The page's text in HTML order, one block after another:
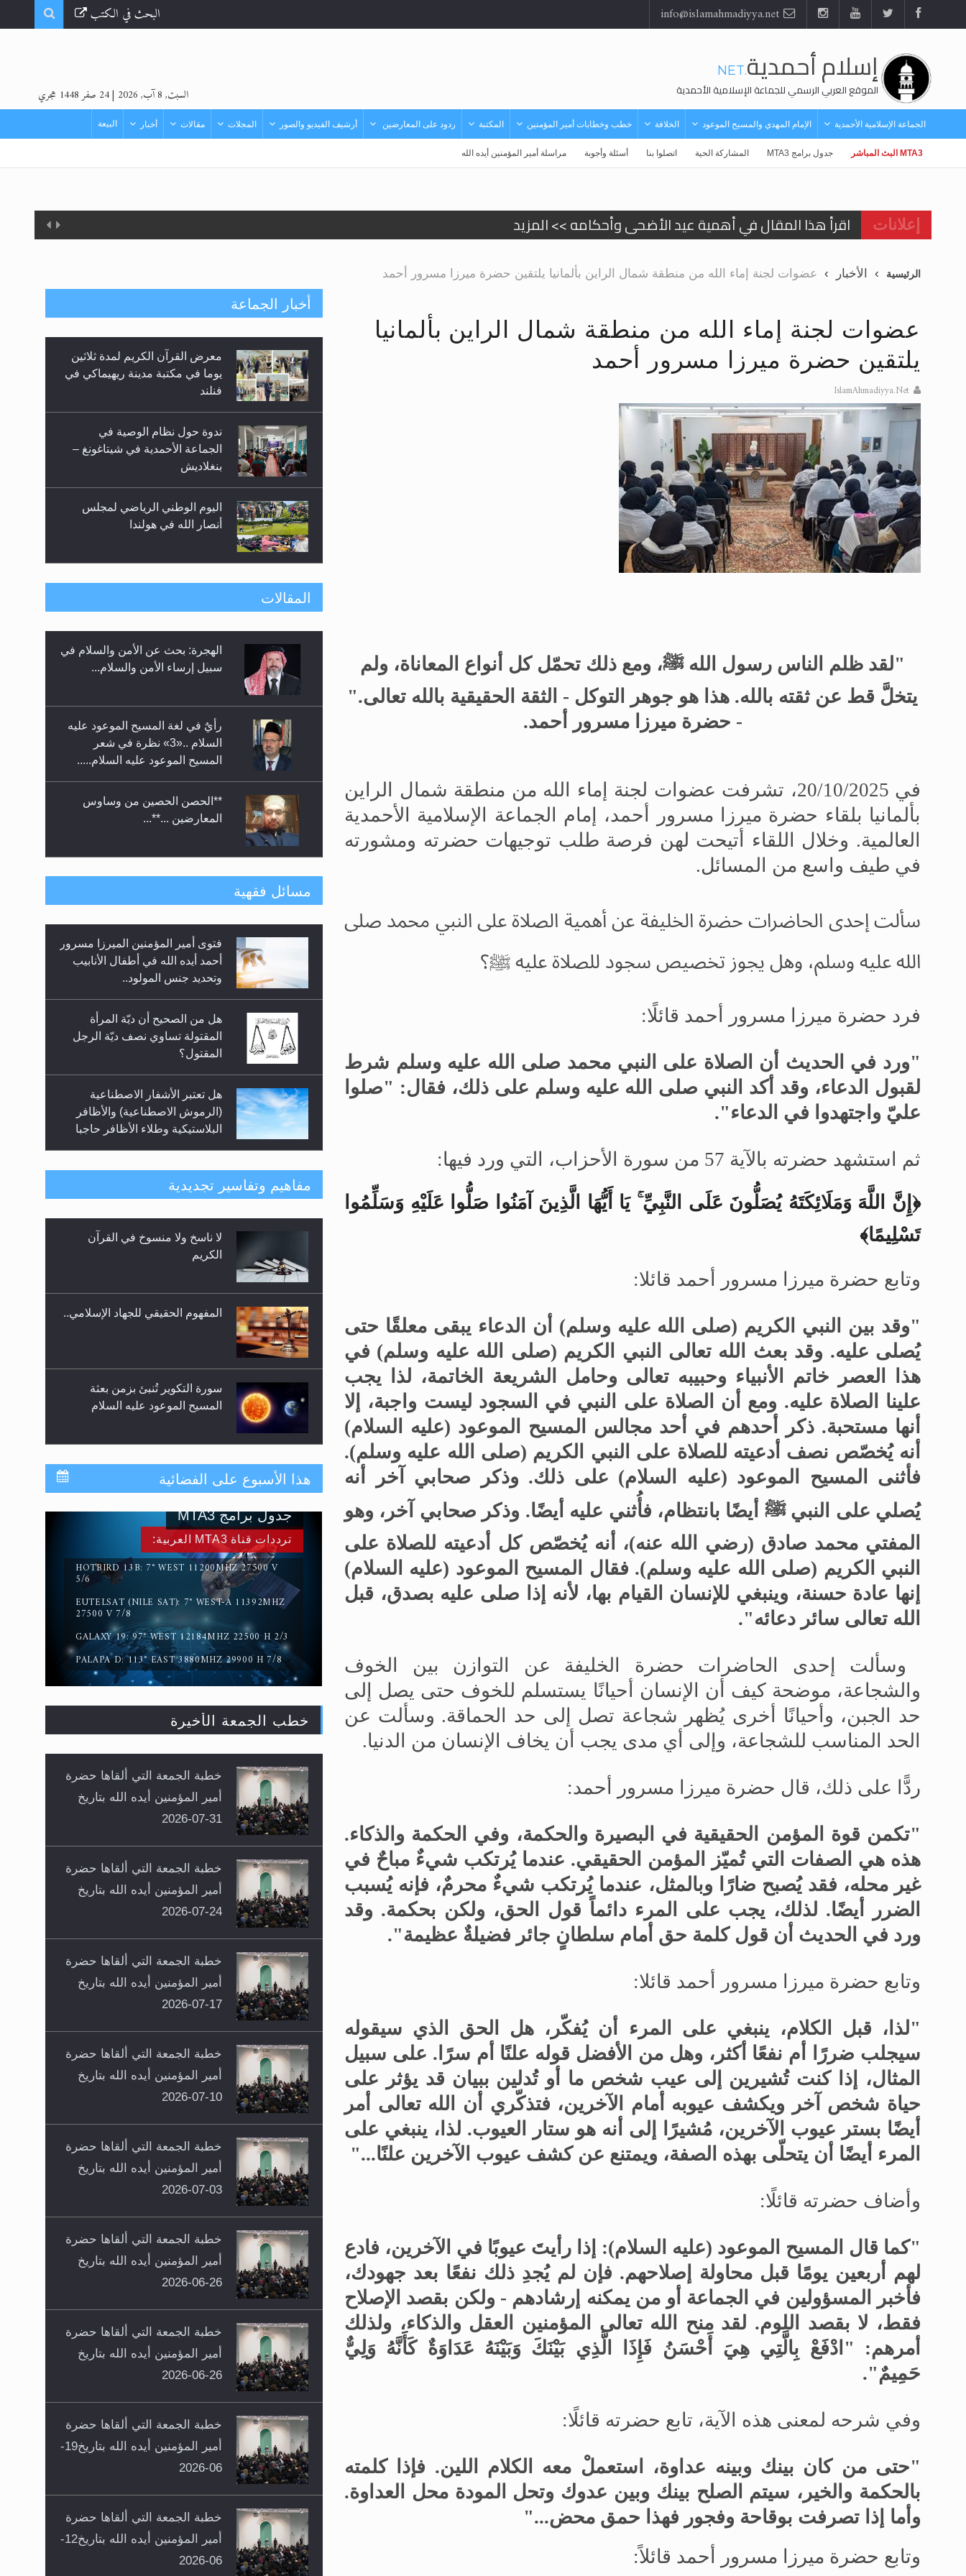
البحث في الكتب
إسلام أحمدية.NET
الموقع العربي الرسمي للجماعة الإسلامية الأحمدية السبت, 8 آب, 2026 |24 صفر 1448 هجري
الجماعة الإسلامية الأحمدية الإمام المهدي والمسيح الموعود الخلافة خطب وخطابات أمير المؤمنين المكتبة ردود على المعارضين أرشيف الفيديو والصور المجلات مقالات أخبار البيعة
MTA3 البث المباشر جدول برامج MTA3 المشاركة الحية اتصلوا بنا أسئلة وأجوبة مراسلة أمير المؤمنين أيده الله
إعلانات
اقرأ هذا المقال في أهمية عيد الأضحى وأحكامه >> المزيد
الحجّ.. دلالات، حِكم، وأهداف >> المزيد
تعميم هامّ لأفراد الجماعة >> المزيد
تعميم هامّ لأفراد الجماعة >> المزيد
إعلان هامّ بخصوص الرسائل المرسلة إلى حضرة امير المؤمنين أيده الله والمكتب العربي >> المزيد
للانتقال إلى كافة الردود على القمص زكريا يطرس وأعداء الإسلام اضغط هنا >> المزيد
اقرأ هذا الكتاب وتعرّف على حقيقة الإسراء والمعراج >> المزيد
عرض مصوَّر لأقوال المستشرقين في خاتم النبيين صلى الله عليه وسلم >> المزيد
الحجّ.. دلالات، حِكم، وأهداف >> المزيد
الرئيسية الأخبار عضوات لجنة إماء الله من منطقة شمال الراين بألمانيا يلتقين حضرة ميرزا ​​مسرور أحمد
عضوات لجنة إماء الله من منطقة شمال الراين بألمانيا
يلتقين حضرة ميرزا ​​مسرور أحمد
IslamAhmadiyya.Net
"لقد ظلم الناس رسول الله ﷺ، ومع ذلك تحمّل كل أنواع المعاناة، ولم
يتخلَّ قط عن ثقته بالله. هذا هو جوهر التوكل - الثقة الحقيقية بالله تعالى."
- حضرة ميرزامسرور أحمد.
في 20/10/2025، تشرفت عضوات لجنة إماء الله من منطقة شمال الراين
بألمانيا بلقاء حضرة ميرزا مسرور أحمد، إمام الجماعة الإسلامية الأحمدية
العالمية. وخلال اللقاء أتيحت لهن فرصة طلب توجيهات حضرته ومشورته
في طيف واسع من المسائل.
سألت إحدى الحاضرات حضرة الخليفة عن أهمية الصلاة على النبي محمد صلى
الله عليه وسلم، وهل يجوز تخصيص سجود للصلاة عليه ﷺ؟
فرد حضرة ميرزا مسرور أحمد قائلًا:
"ورد في الحديث أن الصلاة على النبي محمد صلى الله عليه وسلم شرط
لقبول الدعاء، وقد أكد النبي صلى الله عليه وسلم على ذلك، فقال: "صلوا
عليّ واجتهدوا في الدعاء".
ثم استشهد حضرته بالآية 57 من سورة الأحزاب، التي ورد فيها:
﴿إِنَّ اللَّهَ وَمَلَائِكَتَهُ يُصَلُّونَ عَلَى النَّبِيِّ ۚ يَا أَيُّهَا الَّذِينَ آمَنُوا صَلُّوا عَلَيْهِ وَسَلِّمُوا
تَسْلِيمًا﴾
وتابع حضرة ميرزا مسرور أحمد قائلا:
"وقد بين النبي الكريم (صلى الله عليه وسلم) أن الدعاء يبقى معلقًا حتى
يُصلى عليه. وقد بعث الله تعالى النبي الكريم (صلى الله عليه وسلم) في
هذا العصر خاتم الأنبياء وحبيبه تعالى وحامل الشريعة الخاتمة، لذا يجب
علينا الصلاة عليه. ومع أن الصلاة على النبي في السجود ليست واجبة، إلا
أنها مستحبة. ذكر أحدهم في أحد مجالس المسيح الموعود (عليه السلام)
أنه يُخصّص نصف أدعيته للصلاة على النبي الكريم (صلى الله عليه وسلم).
فأثنى المسيح الموعود (عليه السلام) على ذلك. وذكر صحابي آخر أنه
يُصلي على النبي ﷺ أيضًا بانتظام، فأُثني عليه أيضًا. وذكر صحابي آخر، وهو
المفتي محمد صادق (رضي الله عنه)، أنه يُخصّص كل أدعيته للصلاة على
النبي الكريم (صلى الله عليه وسلم). فقال المسيح الموعود (عليه السلام)
إنها عادة حسنة، وينبغي للإنسان القيام بها، لأنه إذا صلى عليه بصدق، قبل
الله تعالى سائر دعائه".
وسألت إحدى الحاضرات حضرة الخليفة عن التوازن بين الخوف
والشجاعة، موضحة كيف أن الإنسان أحيانًا يستسلم للخوف حتى يصل إلى
حد الجبن، وأحيانًا أخرى يُظهر شجاعة تصل إلى حد الحماقة. وسألت عن
الحد المناسب للشجاعة، وإلى أي مدى يجب أن يخاف الإنسان من الدنيا.
ردًّا على ذلك، قال حضرة ميرزا مسرور أحمد:
"تكمن قوة المؤمن الحقيقية في البصيرة والحكمة، وفي الحكمة والذكاء.
هذه هي الصفات التي تُميّز المؤمن الحقيقي. عندما يُرتكب شيءٌ مباحٌ في
غير محله، فقد يُصبح ضارًا وبالمثل، عندما يُرتكب شيءٌ محرمٌ، فإنه يُسبب
الضرر أيضًا. لذلك، يجب على المرء دائماً قول الحق، ولكن بحكمة. وقد
ورد في الحديث أن قول كلمة حق أمام سلطانٍ جائر فضيلةٌ عظيمة".
وتابع حضرة ميرزا مسرور أحمد قائلا:
"لذا، قبل الكلام، ينبغي على المرء أن يُفكّر، هل الحق الذي سيقوله
سيجلب ضررًا أم نفعًا أكثر، وهل من الأفضل قوله علنًا أم سرًا. على سبيل
المثال، إذا كنت تُشيرين إلى عيب شخص ما أو تُدلين ببيان قد يؤثر على
حياة شخص آخر ويكشف عيوبه أمام الآخرين، فتذكّري أن الله تعالى أمر
أيضًا بستر عيوب الآخرين، مُشيرًا إلى أنه هو ستار العيوب. لذا، ينبغي على
المرء أيضًا أن يتحلّى بهذه الصفة، ويمتنع عن كشف عيوب الآخرين علنًا..."
وأضاف حضرته قائلًا:
"كما قال المسيح الموعود (عليه السلام): إذا رأيتَ عيوبًا في الآخرين، فادع
لهم أربعين يومًا قبل محاولة إصلاحهم. فإن لم يُجدِ ذلك نفعًا بعد جهودك،
فأخبر المسؤولين في الجماعة أو من يمكنه إرشادهم - ولكن بقصد الإصلاح
فقط، لا بقصد اللوم. لقد منح الله تعالى المؤمنين العقل والذكاء، ولذلك
أمرهم: " ادْفَعْ بِالَّتِي هِيَ أَحْسَنُ فَإِذَا الَّذِي بَيْنَكَ وَبَيْنَهُ عَدَاوَةٌ كَأَنَّهُ وَلِيٌّ
حَمِيمٌ".
وفي شرحه لمعنى هذه الآية، تابع حضرته قائلًا:
"حتى من كان بينك وبينه عداوة، استعملْ معه الكلام اللين. فإذا كلمته
بالحكمة والخير، سيتم الصلح بينك وبين عدوك وتحل المودة محل العداوة.
وأما إذا تصرفت بوقاحة وفجور فهذا حمق محض...
"
وتابع حضرة ميرزا مسرور أحمد قائلاً:
أخبار الجماعة
معرض القرآن الكريم لمدة ثلاثين
يوما في مكتبة مدينة ريهيماكي في
فنلند
ندوة حول نظام الوصية في
الجماعة الأحمدية في شيتاغونغ –
بنغلاديش
اليوم الوطني الرياضي لمجلس
أنصار الله في هولندا
إتمام حفظ القرآن الكريم لثلاثة
حفل توزيع الشهادات في الجامعة
الأحمدية بنيجيريا لعام 2025
المقالات
الهجرة: بحث عن الأمن والسلام في
سبيل إرساء الأمن والسلام...
رأيٌ في لغة المسيح الموعود عليه
السلام ..«3» نظرة في شعر
المسيح الموعود عليه السلام.....
**الحصن الحصين من وساوس
المعارضين ...**...
متطلَّبات التّحريك الجديد...
رأيٌ في لغة المسيح الموعود عليه
السلام.. 4...
مسائل فقهية
فتوى أمير المؤمنين الميرزا مسرور
أحمد أيده الله في أطفال الأنابيب
وتحديد جنس المولود..
هل من الصحيح أن ديّة المرأة
المقتولة تساوي نصف ديّة الرجل
المقتول؟
هل تعتبر الأشفار الاصطناعية
(الرموش الاصطناعية) والأظافر
البلاستيكية وطلاء الأظافر حاجبا
هل يُحسب حول الزكاة وفق السنة
الميلادية أو الهجرية؟
هل يجوز فتح مشروع كوافير نسائي
للمحجبات وغير المحجبات؟
مفاهيم وتفاسير تجديدية
لا ناسخ ولا منسوخ في القرآن
الكريم
المفهوم الحقيقي للجهاد الإسلامي..
سورة التكوير تُنبئ بزمن بعثة
المسيح الموعود عليه السلام
حقيقة المسيح الدجال
القرآن قاضٍ وحكمٌ على السنة
ومهيمنٌ عليها.. ليس العكس
هذا الأسبوع على الفضائية
ترددات قناة MTA3 العربية:
HOTBIRD 13B: 7° WEST 11200MHZ 27500 V
5/6
EUTELSAT (NILE SAT): 7° WEST-A 11392MHZ
27500 V 7/8
GALAXY 19: 97° WEST 12184MHZ 22500 H 2/3
PALAPA D: 113° EAST 3880MHZ 29900 H 7/8
جدول برامج MTA3
خطب الجمعة الأخيرة
خطبة الجمعة التي ألقاها حضرة
أمير المؤمنين أيده الله بتاريخ
31-07-2026
خطبة الجمعة التي ألقاها حضرة
أمير المؤمنين أيده الله بتاريخ
24-07-2026
خطبة الجمعة التي ألقاها حضرة
أمير المؤمنين أيده الله بتاريخ
17-07-2026
خطبة الجمعة التي ألقاها حضرة
أمير المؤمنين أيده الله بتاريخ
10-07-2026
خطبة الجمعة التي ألقاها حضرة
أمير المؤمنين أيده الله بتاريخ
03-07-2026
خطبة الجمعة التي ألقاها حضرة
أمير المؤمنين أيده الله بتاريخ
26-06-2026
خطبة الجمعة التي ألقاها حضرة
أمير المؤمنين أيده الله بتاريخ
26-06-2026
خطبة الجمعة التي ألقاها حضرة
أمير المؤمنين أيده الله بتاريخ19-
06-2026
خطبة الجمعة التي ألقاها حضرة
أمير المؤمنين أيده الله بتاريخ12-
06-2026